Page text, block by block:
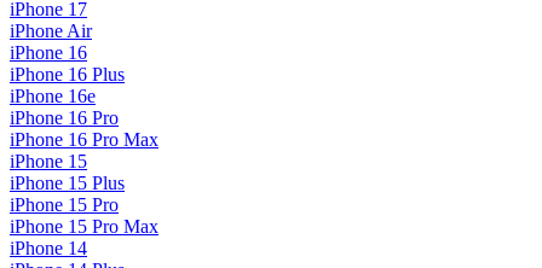
iPhone 17
iPhone Air
iPhone 16
iPhone 16 Plus
iPhone 16e
iPhone 16 Pro
iPhone 16 Pro Max
iPhone 15
iPhone 15 Plus
iPhone 15 Pro
iPhone 15 Pro Max
iPhone 14